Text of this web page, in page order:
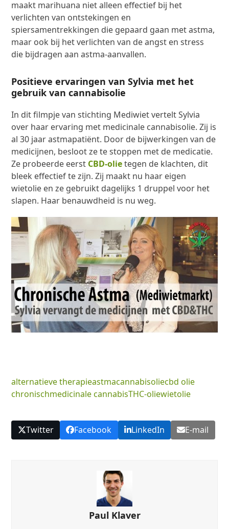
maakt marihuana niet alleen effectief bij het
verlichten van ontstekingen en
spiersamentrekkingen die gepaard gaan met astma,
maar ook bij het verlichten van de angst en stress
die bijdragen aan astma-aanvallen.
Positieve ervaringen van Sylvia met het
gebruik van cannabisolie
In dit filmpje van stichting Mediwiet vertelt Sylvia
over haar ervaring met medicinale cannabisolie. Zij is
al 30 jaar astmapatiënt. Door de bijwerkingen van de
medicijnen, besloot ze te stoppen met de medicatie.
Ze probeerde eerst CBD-olietegen de klachten, dit
bleek effectief te zijn. Zij maakt nu haar eigen
wietolie en ze gebruikt dagelijks 1 druppel voor het
slapen. Haar benauwdheid is nu weg.
alternatieve therapieastmacannabisoliecbd olie
chronischmedicinale cannabisTHC-oliewietolie
Twitter Facebook LinkedIn E-mail
Paul Klaver